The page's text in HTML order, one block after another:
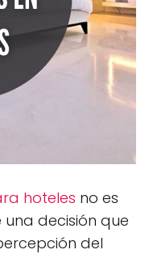
hoteles no es
decisión que
del